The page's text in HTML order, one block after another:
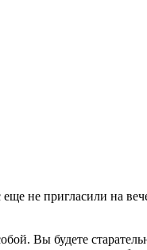
не пригласили на
Вы будете